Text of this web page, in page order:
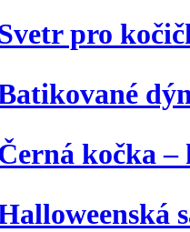
pro
kočka